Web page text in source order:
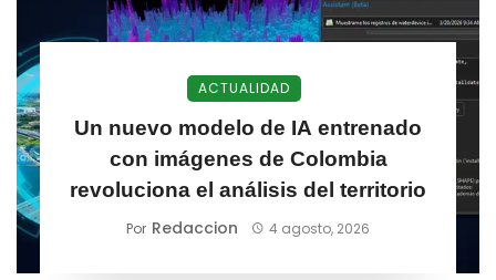
ACTUALIDAD
Un nuevo modelo de IA entrenado
con imágenes de Colombia
revoluciona el análisis del territorio
Por Redaccion 4 agosto, 2026